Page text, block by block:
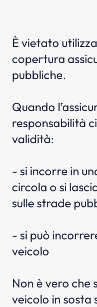
È vietato
copertura
pubbliche.
Quando
responsabilità
validità:
- si incorre in
circola o si
sulle strade
- si può
veicolo
Non è vero che
veicolo in sosta